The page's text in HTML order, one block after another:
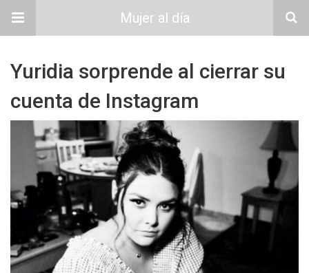
Mujer al día
Yuridia sorprende al cierrar su
cuenta de Instagram